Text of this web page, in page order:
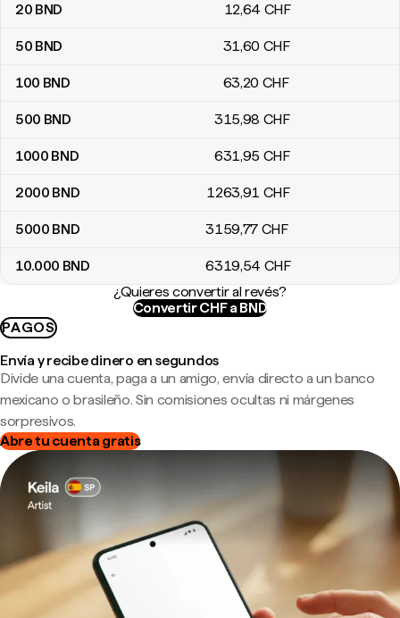
20 BND 12,64 CHF
50 BND 31,60 CHF
100 BND 63,20 CHF
500 BND 315,98 CHF
1000 BND 631,95 CHF
2000 BND 1263,91 CHF
5000 BND 3159,77 CHF
10.000 BND 6319,54 CHF
¿Quieres convertir al revés?
Convertir CHF a BND
PAGOS
Envía y recibe dinero en segundos
Divide una cuenta, paga a un amigo, envía directo a un banco
mexicano o brasileño. Sin comisiones ocultas ni márgenes
sorpresivos.
Abre tu cuenta gratis